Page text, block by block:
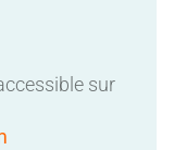
sur